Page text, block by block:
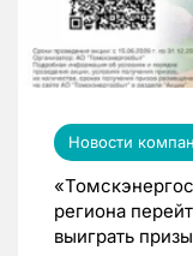
Новости
региона
выиграть призы